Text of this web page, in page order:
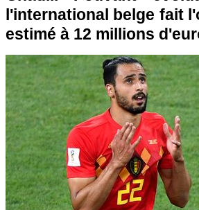
l'international belge fait
estimé à 12 millions